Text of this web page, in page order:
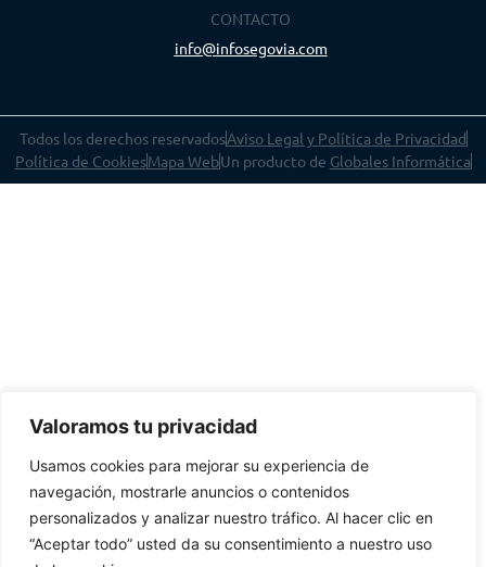
Valoramos tu privacidad
Usamos cookies para mejorar su experiencia de
navegación, mostrarle anuncios o contenidos
personalizados y analizar nuestro tráfico. Al hacer clic en
“Aceptar todo” usted da su consentimiento a nuestro uso
CONTACTO
info@infosegovia.com
Todos los derechos reservadosAviso Legal y Política de Privacidad
Política de CookiesMapa WebUn producto de Globales Informática